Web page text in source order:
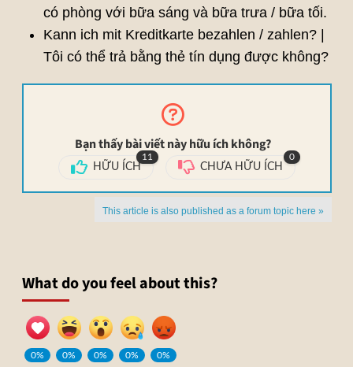
có phòng với bữa sáng và bữa trưa / bữa tối.
Kann ich mit Kreditkarte bezahlen / zahlen? |
Tôi có thể trả bằng thẻ tín dụng được không?
Bạn thấy bài viết này hữu ích không?
HỮU ÍCH
11
CHƯA HỮU ÍCH
0
This article is also published as a forum topic here »
What do you feel about this?
0%
0%
0%
0%
0%